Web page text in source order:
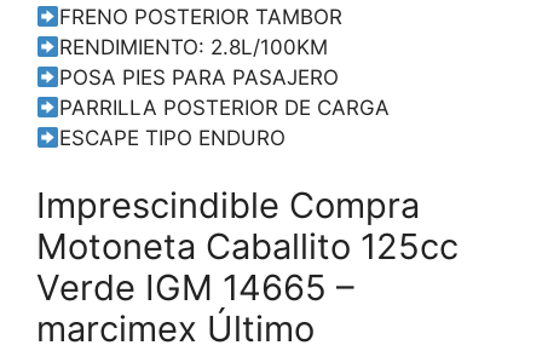
FRENO POSTERIOR TAMBOR
RENDIMIENTO: 2.8L/100KM
POSA PIES PARA PASAJERO
PARRILLA POSTERIOR DE CARGA
ESCAPE TIPO ENDURO
Imprescindible Compra
Motoneta Caballito 125cc
Verde IGM 14665 –
marcimex Último